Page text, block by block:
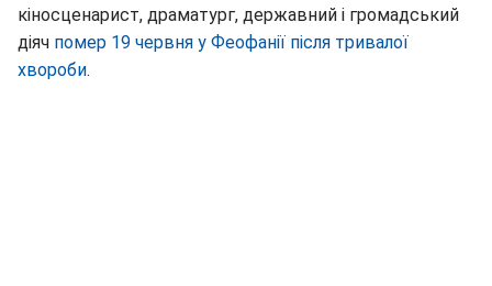
кіносценарист, драматург, державний і громадський
діяч помер 19 червня у Феофанії після тривалої
хвороби.